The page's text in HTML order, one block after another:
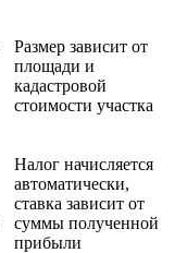
Размер зависит от
площади и
кадастровой
стоимости участка
Налог начисляется
автоматически,
ставка зависит от
суммы полученной
прибыли